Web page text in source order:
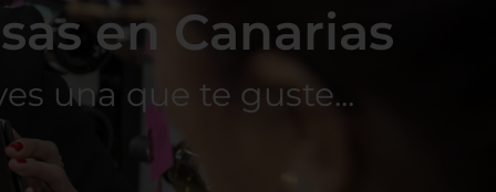
en Canarias
una que te guste...